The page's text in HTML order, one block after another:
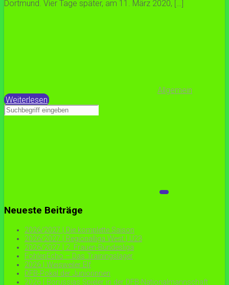
Dortmund. Vier Tage später, am 11. März 2020, […]
Allgemein
Weiterlesen
Neueste Beiträge
2026/2027 | Die komplette Saison
2026/2027 | Regionalliga West | U23
2026/2027 | 2. Frauen-Bundesliga
FohlenEcho – Das Trainingslager
2026 | Weisweiler Elf
DFB-Pokal der Juniorinnen
2026 | Borussias Spieler in der DFB-Nationalmannschaft